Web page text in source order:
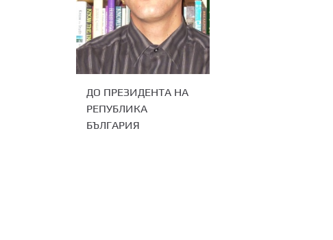
ДО ПРЕЗИДЕНТА НА
РЕПУБЛИКА
БЪЛГАРИЯ